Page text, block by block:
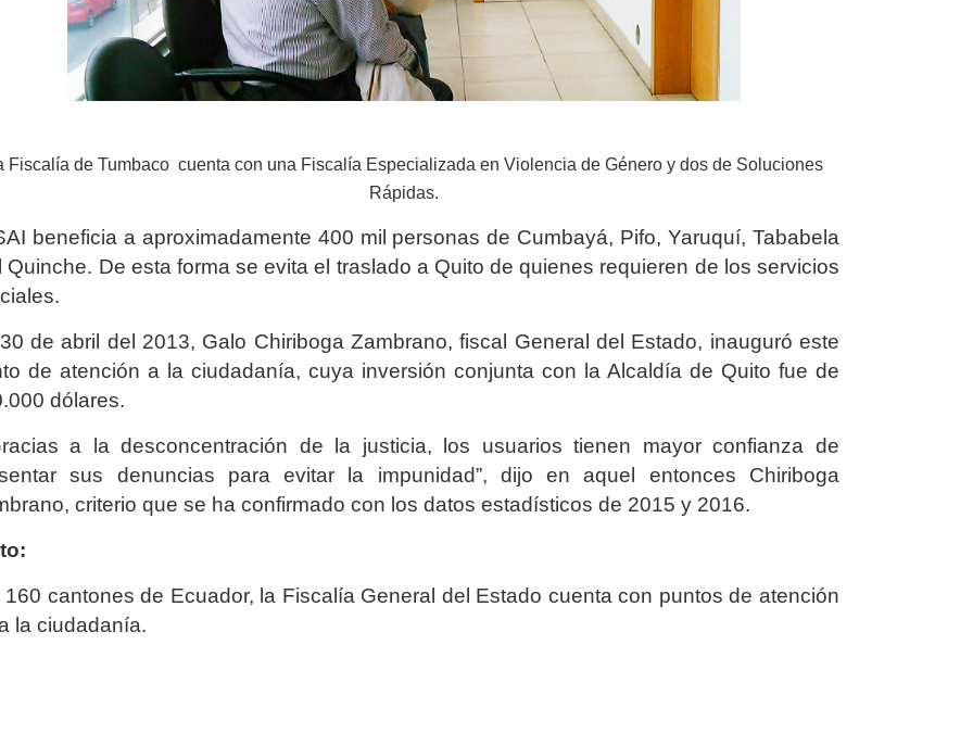
Fiscalía de Tumbaco cuenta con una Fiscalía Especializada en Violencia de Género y dos de Soluciones
Rápidas.
beneficia a aproximadamente 400 mil personas de Cumbayá, Pifo, Yaruquí, Tababela
Quinche. De esta forma se evita el traslado a Quito de quienes requieren de los servicios
de abril del 2013, Galo Chiriboga Zambrano, fiscal General del Estado, inauguró este
de atención a la ciudadanía, cuya inversión conjunta con la Alcaldía de Quito fue de
dólares.
a la desconcentración de la justicia, los usuarios tienen mayor confianza de
sus denuncias para evitar la impunidad”, dijo en aquel entonces Chiriboga
criterio que se ha confirmado con los datos estadísticos de 2015 y 2016.
cantones de Ecuador, la Fiscalía General del Estado cuenta con puntos de atención
la ciudadanía.